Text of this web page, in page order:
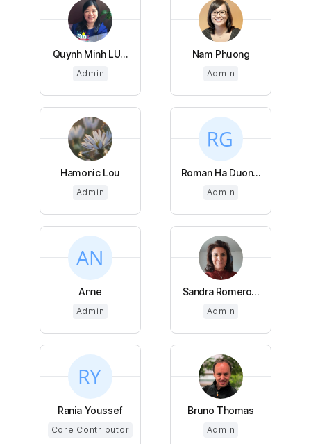
Quynh Minh LU...
Admin
Nam Phuong
Admin
Hamonic Lou
Admin
Roman Ha Duon...
Admin
Anne
Admin
Sandra Romero...
Admin
Rania Youssef
Core Contributor
Bruno Thomas
Admin